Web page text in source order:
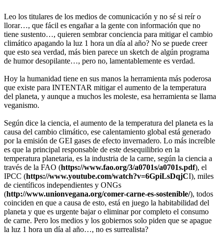
Leo los titulares de los medios de comunicación y no sé si reír o
llorar…, que fácil es engañar a la gente con información que no
tiene sustento…, quieren sembrar conciencia para mitigar el cambio
climático apagando la luz 1 hora un día al año? No se puede creer
que esto sea verdad, más bien parece un sketch de algún programa
de humor desopilante…, pero no, lamentablemente es verdad.
Hoy la humanidad tiene en sus manos la herramienta más poderosa
que existe para INTENTAR mitigar el aumento de la temperatura
del planeta, y aunque a muchos les moleste, esa herramienta se llama
veganismo.
Según dice la ciencia, el aumento de la temperatura del planeta es la
causa del cambio climático, ese calentamiento global está generado
por la emisión de GEI gases de efecto invernadero. Lo más increíble
es que la principal responsable de este desequilibrio en la
temperatura planetaria, es la industria de la carne, según la ciencia a
través de la FAO (https://www.fao.org/3/a0701s/a0701s.pdf), el
IPCC (https://www.youtube.com/watch?v=6GpiLsDqjCI), miles
de científicos independientes y ONGs
(http://www.unionvegana.org/comer-carne-es-sostenible/), todos
coinciden en que a causa de esto, está en juego la habitabilidad del
planeta y que es urgente bajar o eliminar por completo el consumo
de carne. Pero los medios y los gobiernos solo piden que se apague
la luz 1 hora un día al año…, no es surrealista?